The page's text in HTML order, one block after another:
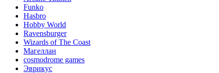
Funko
Hasbro
Hobby World
Ravensburger
Wizards of The Coast
Магеллан
сosmodrome games
Эврикус